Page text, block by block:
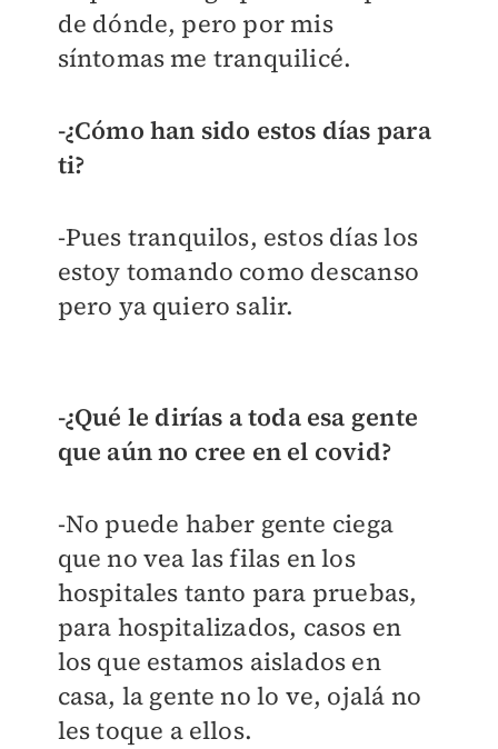
de dónde, pero por mis
síntomas me tranquilicé.
-¿Cómo han sido estos días para
ti?
-Pues tranquilos, estos días los
estoy tomando como descanso
pero ya quiero salir.
-¿Qué le dirías a toda esa gente
que aún no cree en el covid?
-No puede haber gente ciega
que no vea las filas en los
hospitales tanto para pruebas,
para hospitalizados, casos en
los que estamos aislados en
casa, la gente no lo ve, ojalá no
les toque a ellos.